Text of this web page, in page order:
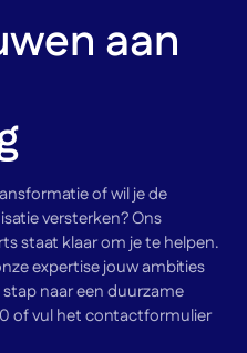
aan
of wil je de
versterken? Ons
staat klaar om je te helpen.
expertise jouw ambities
naar een duurzame
of vul het contactformulier